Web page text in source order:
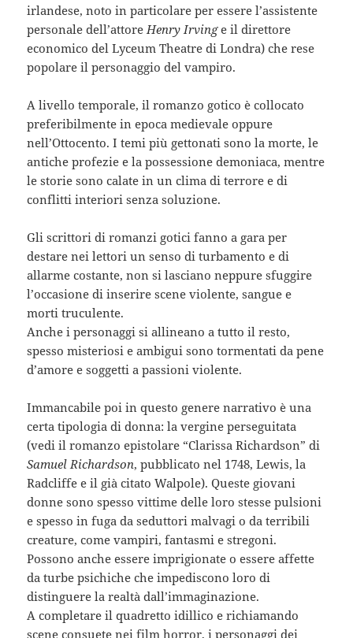
irlandese, noto in particolare per essere l’assistente
personale dell’attore Henry Irvinge il direttore
economico del Lyceum Theatre di Londra) che rese
popolare il personaggio del vampiro.
A livello temporale, il romanzo gotico è collocato
preferibilmente in epoca medievale oppure
nell’Ottocento. I temi più gettonati sono la morte, le
antiche profezie e la possessione demoniaca, mentre
le storie sono calate in un clima di terrore e di
conflitti interiori senza soluzione.
Gli scrittori di romanzi gotici fanno a gara per
destare nei lettori un senso di turbamento e di
allarme costante, non si lasciano neppure sfuggire
l’occasione di inserire scene violente, sangue e
morti truculente.
Anche i personaggi si allineano a tutto il resto,
spesso misteriosi e ambigui sono tormentati da pene
d’amore e soggetti a passioni violente.
Immancabile poi in questo genere narrativo è una
certa tipologia di donna: la vergine perseguitata
(vedi il romanzo epistolare “Clarissa Richardson” di
Samuel Richardson, pubblicato nel 1748, Lewis, la
Radcliffe e il già citato Walpole). Queste giovani
donne sono spesso vittime delle loro stesse pulsioni
e spesso in fuga da seduttori malvagi o da terribili
creature, come vampiri, fantasmi e stregoni.
Possono anche essere imprigionate o essere affette
da turbe psichiche che impediscono loro di
distinguere la realtà dall’immaginazione.
A completare il quadretto idillico e richiamando
scene consuete nei film horror, i personaggi dei